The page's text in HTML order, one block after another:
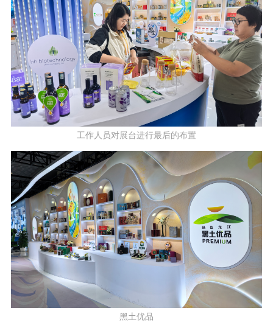
工作人员对展台进行最后的布置
黑土优品